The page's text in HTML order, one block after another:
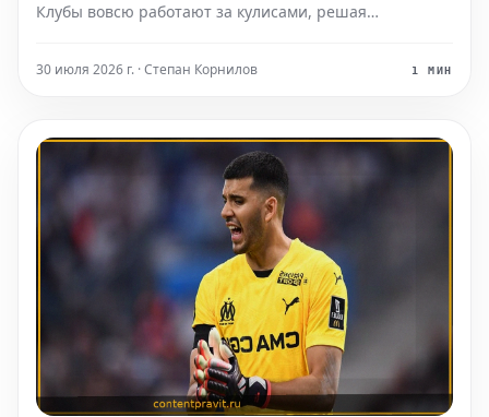
Клубы вовсю работают за кулисами, решая
переход Диоманде в «Реал», изменение статуса
30 июля 2026 г. · Степан Корнилов 1 МИН